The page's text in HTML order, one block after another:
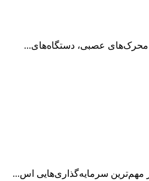
محرک‌های عصبی، دستگاه‌های...